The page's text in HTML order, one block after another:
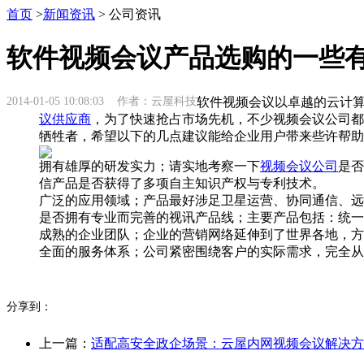
首页 >新闻资讯 > 公司资讯
软件视频会议产品选购的一些
2014-01-05 10:08:03 作者：云屋科技软件视频会议以卓越的云计
议供应商 ，为了快速抢占市场先机，不少视频会议公司
牺牲者，希望以下的几点建议能给企业用户带来些许帮助
拥有雄厚的研发实力；请实地考察一下视频会议公司 是
信产品是否获得了多项自主知识产权与专利技术。
广泛的应用领域；产品最好涉足卫星运营、协同通信、
是否拥有专业而完善的视讯产品线；主要产品包括：统
成熟的企业团队；企业的营销网络延伸到了世界各地，
全面的服务体系；公司紧密围绕客户的实际需求，完全
分享到：
上一篇： 适配高安全政企场景：云屋内网视频会议解决